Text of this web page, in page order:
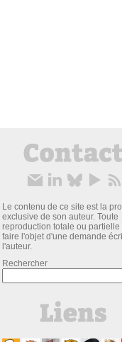
Le contenu de ce site est la
exclusive de son auteur. Toute
reproduction totale ou partielle
faire l'objet d'une demande
l'auteur.
Rechercher